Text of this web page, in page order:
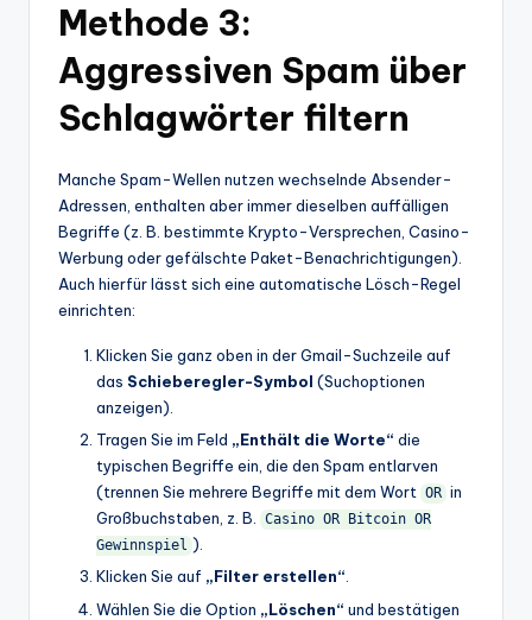
Methode 3:
Aggressiven Spam über
Schlagwörter filtern
Manche Spam-Wellen nutzen wechselnde Absender-
Adressen, enthalten aber immer dieselben auffälligen
Begriffe (z. B. bestimmte Krypto-Versprechen, Casino-
Werbung oder gefälschte Paket-Benachrichtigungen).
Auch hierfür lässt sich eine automatische Lösch-Regel
einrichten:
Klicken Sie ganz oben in der Gmail-Suchzeile auf
das Schieberegler-Symbol (Suchoptionen
anzeigen).
Tragen Sie im Feld „Enthält die Worte“ die
typischen Begriffe ein, die den Spam entlarven
(trennen Sie mehrere Begriffe mit dem Wort OR in
Großbuchstaben, z. B. Casino OR Bitcoin OR
Gewinnspiel ).
Klicken Sie auf „Filter erstellen“.
Wählen Sie die Option „Löschen“ und bestätigen